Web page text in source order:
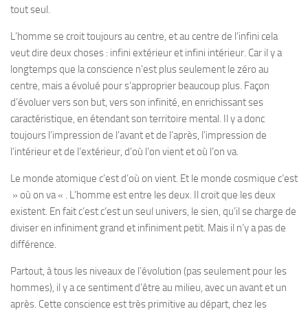
tout seul.
L’homme se croit toujours au centre, et au centre de l’infini cela
veut dire deux choses : infini extérieur et infini intérieur. Car il y a
longtemps que la conscience n’est plus seulement le zéro au
centre, mais a évolué pour s’approprier beaucoup plus. Façon
d’évoluer vers son but, vers son infinité, en enrichissant ses
caractéristique, en étendant son territoire mental. Il y a donc
toujours l’impression de l’avant et de l’après, l’impression de
l’intérieur et de l’extérieur, d’où l’on vient et où l’on va.
Le monde atomique c’est d’où on vient. Et le monde cosmique c’est
» où on va « . L’homme est entre les deux. Il croit que les deux
existent. En fait c’est c’est un seul univers, le sien, qu’il se charge de
diviser en infiniment grand et infiniment petit. Mais il n’y a pas de
différence.
Partout, à tous les niveaux de l’évolution (pas seulement pour les
hommes), il y a ce sentiment d’être au milieu, avec un avant et un
après. Cette conscience est très primitive au départ, chez les